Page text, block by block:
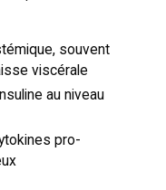
souvent
viscérale
au niveau
pro-